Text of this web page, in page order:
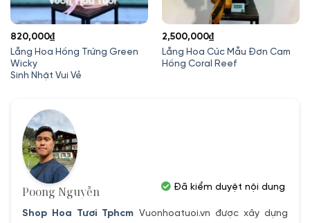
Lẵng Hoa Hồng Trứng Green
Wicky
Sinh Nhật Vui Vẻ
820,000₫
Lẵng Hoa Cúc Mẫu Đơn Cam
Hồng Coral Reef
2,500,000₫
Poong Nguyễn
Shop Hoa Tươi Tphcm Vuonhoatuoi.vn được xây dựng
Đã kiểm duyệt nội dung